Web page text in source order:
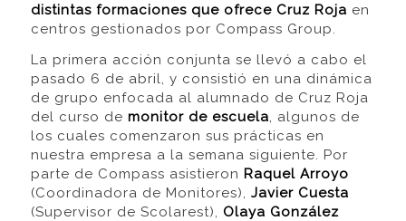
distintas formaciones que ofrece Cruz Roja en
centros gestionados por Compass Group.
La primera acción conjunta se llevó a cabo el
pasado 6 de abril, y consistió en una dinámica
de grupo enfocada al alumnado de Cruz Roja
del curso de monitor de escuela , algunos de
los cuales comenzaron sus prácticas en
nuestra empresa a la semana siguiente. Por
parte de Compass asistieron Raquel Arroyo
(Coordinadora de Monitores), Javier Cuesta
(Supervisor de Scolarest), Olaya González